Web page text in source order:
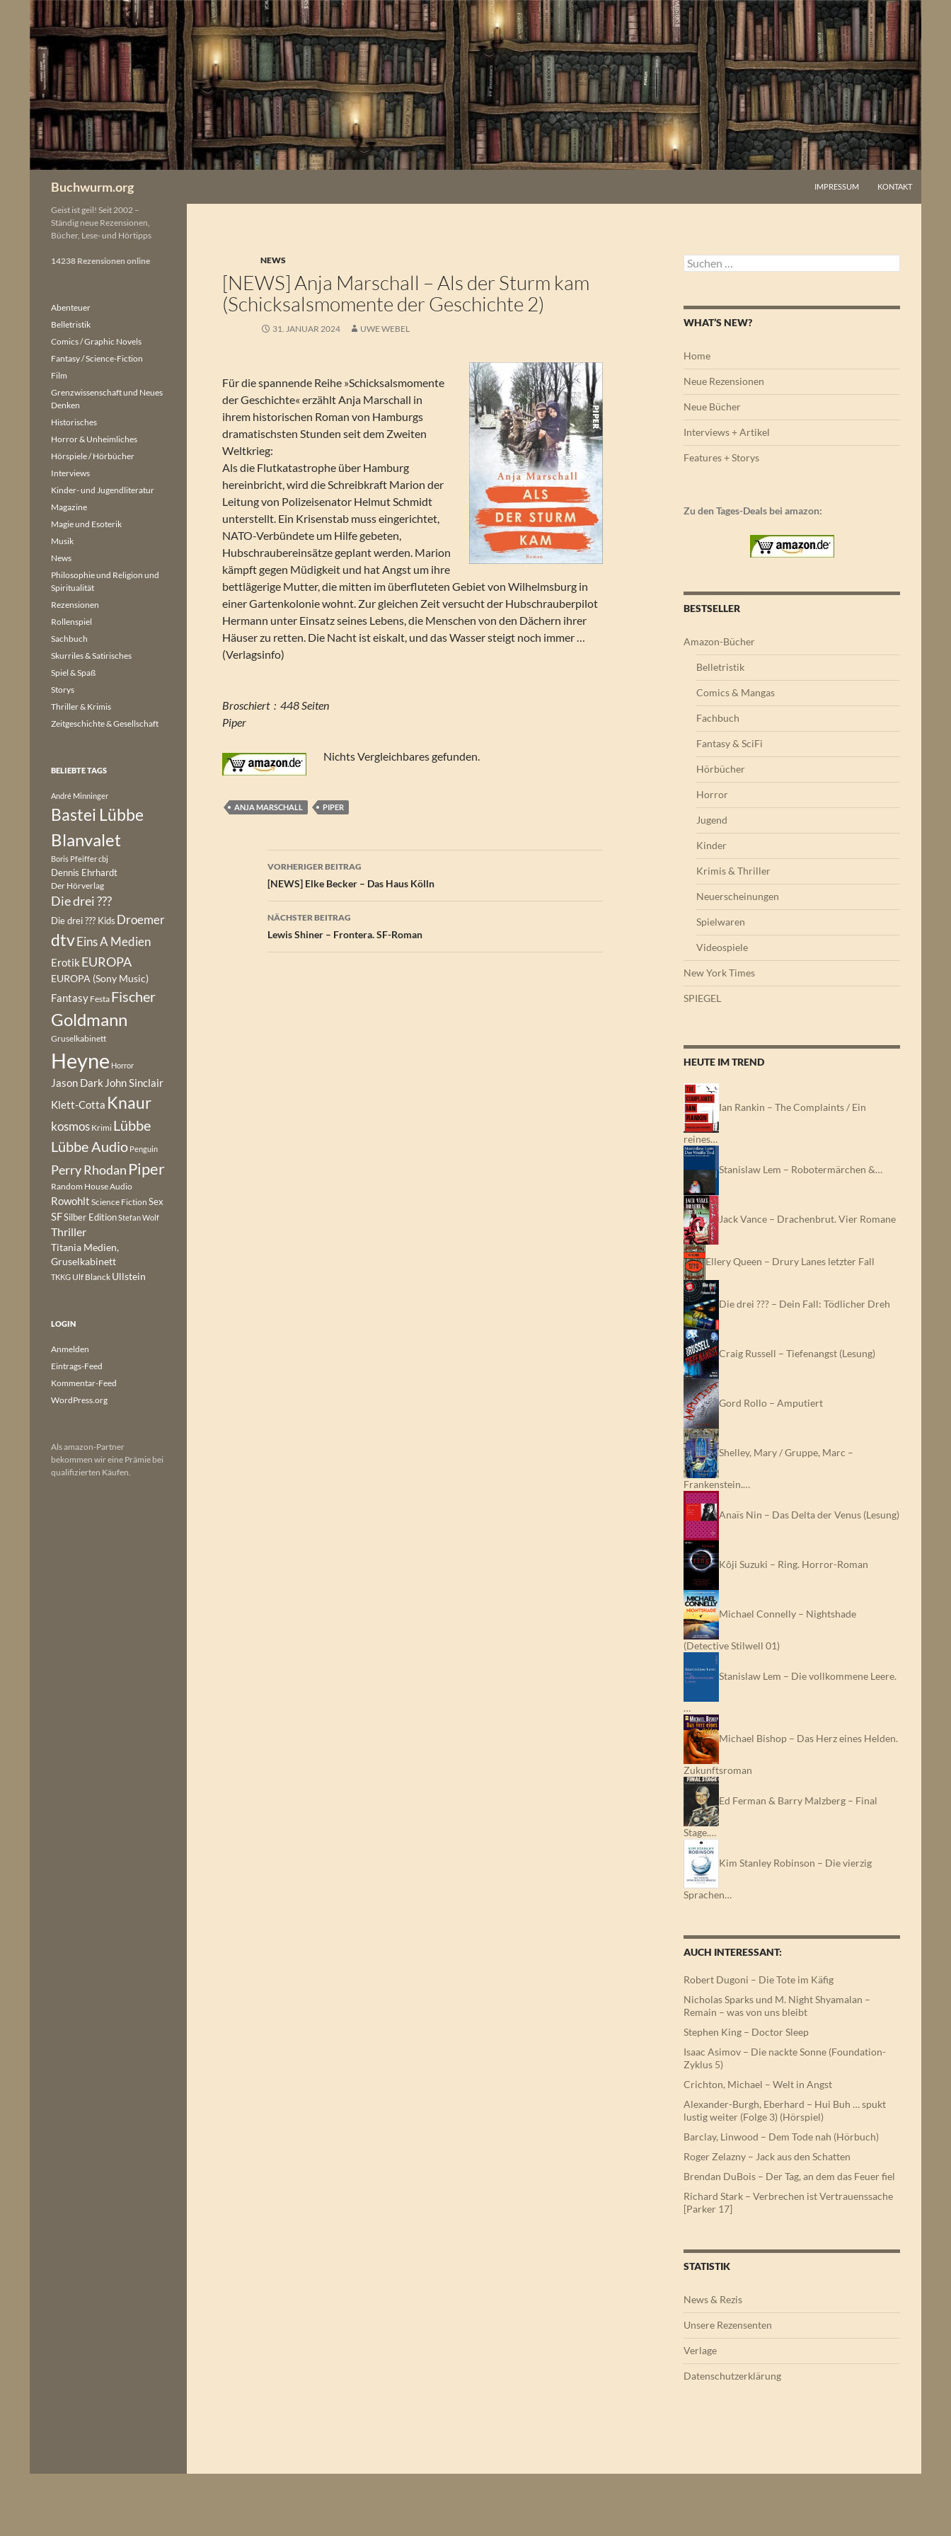
springen
Buchwurm.org IMPRESSUM KONTAKT
NEWS
[NEWS] Anja Marschall – Als der Sturm kam
(Schicksalsmomente der Geschichte 2)
31. JANUAR 2024 UWE WEBEL
Für die spannende Reihe »Schicksalsmomente
der Geschichte« erzählt Anja Marschall in
ihrem historischen Roman von Hamburgs
dramatischsten Stunden seit dem Zweiten
Weltkrieg:
Als die Flutkatastrophe über Hamburg
hereinbricht, wird die Schreibkraft Marion der
Leitung von Polizeisenator Helmut Schmidt
unterstellt. Ein Krisenstab muss eingerichtet,
NATO-Verbündete um Hilfe gebeten,
Hubschraubereinsätze geplant werden. Marion
kämpft gegen Müdigkeit und hat Angst um ihre
bettlägerige Mutter, die mitten im überfluteten Gebiet von Wilhelmsburg in
einer Gartenkolonie wohnt. Zur gleichen Zeit versucht der Hubschrauberpilot
Hermann unter Einsatz seines Lebens, die Menschen von den Dächern ihrer
Häuser zu retten. Die Nacht ist eiskalt, und das Wasser steigt noch immer …
(Verlagsinfo)
Broschiert ‏ : ‎ 448 Seiten
Piper
Nichts Vergleichbares gefunden.
ANJA MARSCHALL PIPER
Beitragsnavigation
VORHERIGER BEITRAG
[NEWS] Elke Becker – Das Haus Kölln
NÄCHSTER BEITRAG
Lewis Shiner – Frontera. SF-Roman
Suchen
nach:
WHAT’S NEW?
Home
Neue Rezensionen
Neue Bücher
Interviews + Artikel
Features + Storys
Zu den Tages-Deals bei amazon:
BESTSELLER
Amazon-Bücher
Belletristik
Comics & Mangas
Fachbuch
Fantasy & SciFi
Hörbücher
Horror
Jugend
Kinder
Krimis & Thriller
Neuerscheinungen
Spielwaren
Videospiele
New York Times
SPIEGEL
HEUTE IM TREND
Ian Rankin – The Complaints / Ein
reines…
Stanislaw Lem – Robotermärchen &…
Jack Vance – Drachenbrut. Vier Romane
Ellery Queen – Drury Lanes letzter Fall
Die drei ??? – Dein Fall: Tödlicher Dreh
Craig Russell – Tiefenangst (Lesung)
Gord Rollo – Amputiert
Shelley, Mary / Gruppe, Marc –
Frankenstein.…
Anaïs Nin – Das Delta der Venus (Lesung)
Kôji Suzuki – Ring. Horror-Roman
Michael Connelly – Nightshade
(Detective Stilwell 01)
Stanislaw Lem – Die vollkommene Leere.
…
Michael Bishop – Das Herz eines Helden.
Zukunftsroman
Ed Ferman & Barry Malzberg – Final
Stage.…
Kim Stanley Robinson – Die vierzig
Sprachen…
AUCH INTERESSANT:
Robert Dugoni – Die Tote im Käfig
Nicholas Sparks und M. Night Shyamalan –
Remain – was von uns bleibt
Stephen King – Doctor Sleep
Isaac Asimov – Die nackte Sonne (Foundation-
Zyklus 5)
Crichton, Michael – Welt in Angst
Alexander-Burgh, Eberhard – Hui Buh … spukt
lustig weiter (Folge 3) (Hörspiel)
Barclay, Linwood – Dem Tode nah (Hörbuch)
Roger Zelazny – Jack aus den Schatten
Brendan DuBois – Der Tag, an dem das Feuer fiel
Richard Stark – Verbrechen ist Vertrauenssache
[Parker 17]
STATISTIK
News & Rezis
Unsere Rezensenten
Verlage
Datenschutzerklärung
Geist ist geil! Seit 2002 –
Ständig neue Rezensionen,
Bücher, Lese- und Hörtipps
14238 Rezensionen online
Abenteuer
Belletristik
Comics / Graphic Novels
Fantasy / Science-Fiction
Film
Grenzwissenschaft und Neues
Denken
Historisches
Horror & Unheimliches
Hörspiele / Hörbücher
Interviews
Kinder- und Jugendliteratur
Magazine
Magie und Esoterik
Musik
News
Philosophie und Religion und
Spiritualität
Rezensionen
Rollenspiel
Sachbuch
Skurriles & Satirisches
Spiel & Spaß
Storys
Thriller & Krimis
Zeitgeschichte & Gesellschaft
BELIEBTE TAGS
André Minninger
Bastei Lübbe
Blanvalet
Boris Pfeiffercbj
Dennis Ehrhardt
Der Hörverlag
Die drei ???
Die drei ??? Kids Droemer
dtvEins A Medien
Erotik EUROPA
EUROPA (Sony Music)
Fantasy Festa Fischer
Goldmann
Gruselkabinett
Heyne Horror
Jason Dark John Sinclair
Klett-Cotta Knaur
kosmos Krimi Lübbe
Lübbe Audio Penguin
Perry Rhodan Piper
Random House Audio
Rowohlt Science Fiction Sex
SFSilber EditionStefan Wolf
Thriller
Titania Medien,
Gruselkabinett
TKKG Ulf Blanck Ullstein
LOGIN
Anmelden
Eintrags-Feed
Kommentar-Feed
WordPress.org
Als amazon-Partner
bekommen wir eine Prämie bei
qualifizierten Käufen.